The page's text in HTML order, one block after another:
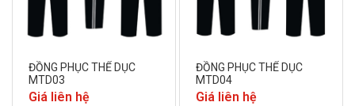
ĐỒNG PHỤC THỂ DỤC
MTD03
Giá liên hệ
ĐỒNG PHỤC THỂ DỤC
MTD04
Giá liên hệ